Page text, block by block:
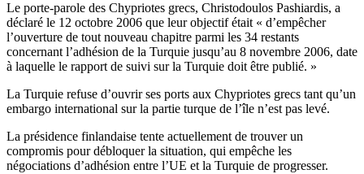
Le porte-parole des Chypriotes grecs, Christodoulos Pashiardis, a
déclaré le 12 octobre 2006 que leur objectif était « d’empêcher
l’ouverture de tout nouveau chapitre parmi les 34 restants
concernant l’adhésion de la Turquie jusqu’au 8 novembre 2006, date
à laquelle le rapport de suivi sur la Turquie doit être publié. »
La Turquie refuse d’ouvrir ses ports aux Chypriotes grecs tant qu’un
embargo international sur la partie turque de l’île n’est pas levé.
La présidence finlandaise tente actuellement de trouver un
compromis pour débloquer la situation, qui empêche les
négociations d’adhésion entre l’UE et la Turquie de progresser.